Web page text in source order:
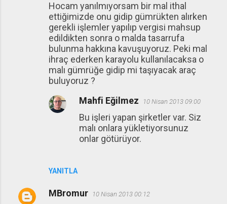
Hocam yanılmıyorsam bir mal ithal
ettiğimizde onu gidip gümrükten alırken
gerekli işlemler yapılıp vergisi mahsup
edildikten sonra o malda tasarrufa
bulunma hakkına kavuşuyoruz. Peki mal
ihraç ederken karayolu kullanılacaksa o
malı gümrüğe gidip mi taşıyacak araç
buluyoruz ?
YANITLA
Mahfi Eğilmez 10 Nisan 2013 09:00
Bu işleri yapan şirketler var. Siz
malı onlara yükletiyorsunuz
onlar götürüyor.
MBromur 10 Nisan 2013 00:12